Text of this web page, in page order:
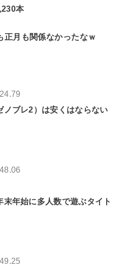
本
正月も関係なかったなｗ
ブレ2）は安くはならない
年始に多人数で遊ぶタイト